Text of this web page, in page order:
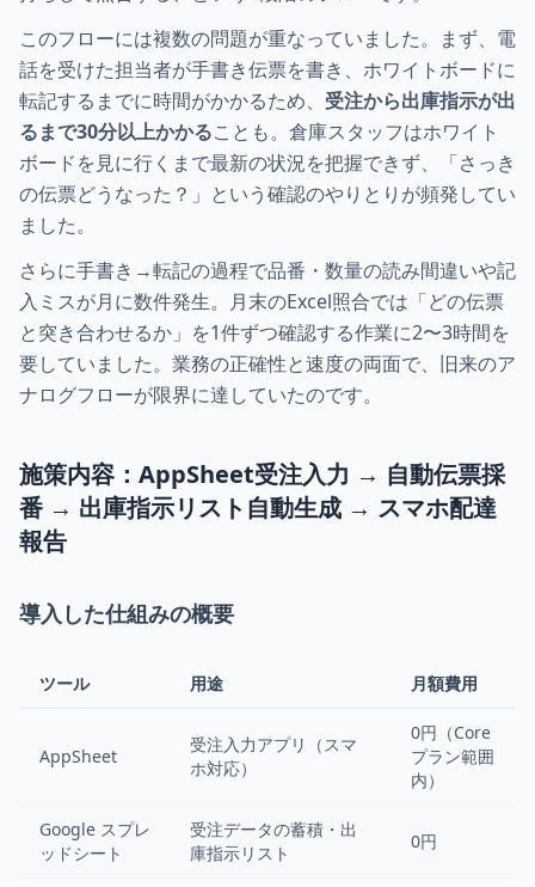
このフローには複数の問題が重なっていました。まず、電
話を受けた担当者が手書き伝票を書き、ホワイトボードに
転記するまでに時間がかかるため、 受注から出庫指示が出
るまで30分以上かかることも。倉庫スタッフはホワイト
ボードを見に行くまで最新の状況を把握できず、「さっき
の伝票どうなった？」という確認のやりとりが頻発してい
ました。
さらに手書き→転記の過程で品番・数量の読み間違いや記
入ミスが月に数件発生。月末のExcel照合では「どの伝票
と突き合わせるか」を1件ずつ確認する作業に2〜3時間を
要していました。業務の正確性と速度の両面で、旧来のア
ナログフローが限界に達していたのです。
施策内容：AppSheet受注入力 → 自動伝票採
番 → 出庫指示リスト自動生成 → スマホ配達
報告
導入した仕組みの概要
ツール 用途 月額費用
AppSheet
受注入力アプリ（スマ
ホ対応）
0円（Core
プラン範囲
内）
Google スプレ
ッドシート
受注データの蓄積・出
庫指示リスト
0円